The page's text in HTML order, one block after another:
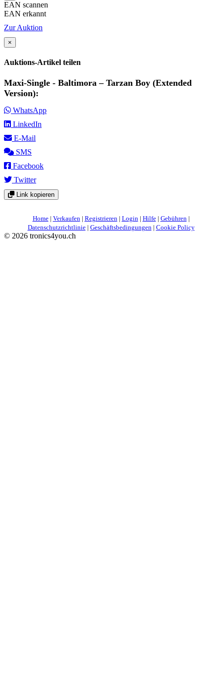
EAN scannen
EAN erkannt
Zur Auktion
×
Auktions-Artikel teilen
Maxi-Single - Baltimora – Tarzan Boy (Extended
Version):
WhatsApp
LinkedIn
E-Mail
SMS
Facebook
Twitter
Link kopieren
Home| Verkaufen | Registrieren | Login | Hilfe| Gebühren |
Datenschutzrichtlinie| Geschäftsbedingungen | Cookie Policy
© 2026 tronics4you.ch